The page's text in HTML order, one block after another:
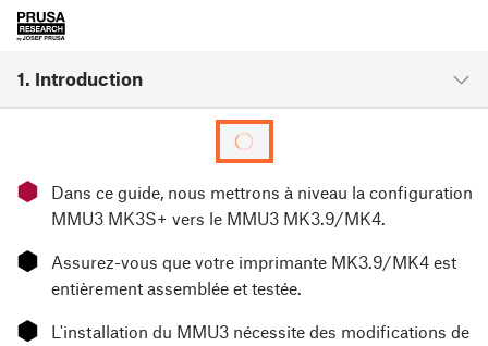
1. Introduction
⬢
Dans ce guide, nous mettrons à niveau la configuration
MMU3 MK3S+ vers le MMU3 MK3.9/MK4.
⬢
Assurez-vous que votre imprimante MK3.9/MK4 est
entièrement assemblée et testée.
⬢
L'installation du MMU3 nécessite des modifications de